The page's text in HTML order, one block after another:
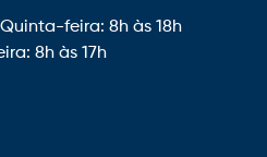
feira: 8h às 18h
8h às 17h